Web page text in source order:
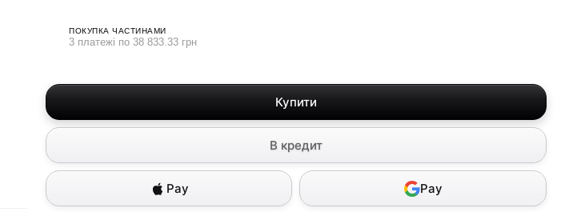
ПОКУПКА ЧАСТИНАМИ
3 платежі по 38 833.33 грн
Купити
В кредит
Pay Pay